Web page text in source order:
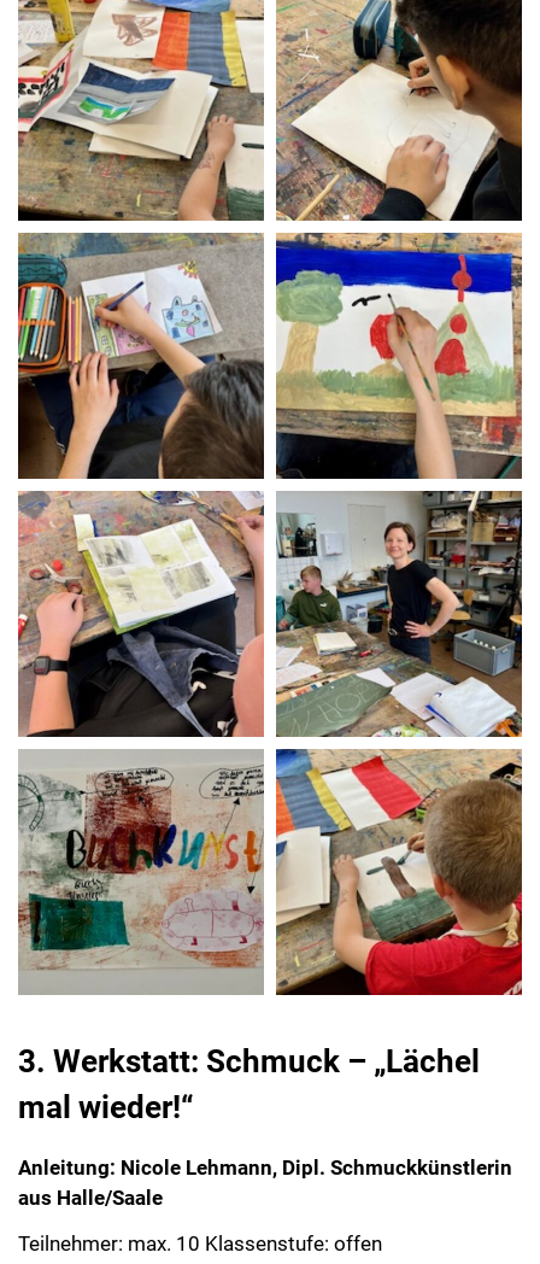
3. Werkstatt: Schmuck – „Lächel
mal wieder!“
Anleitung: Nicole Lehmann, Dipl. Schmuckkünstlerin
aus Halle/Saale
Teilnehmer: max. 10 Klassenstufe: offen